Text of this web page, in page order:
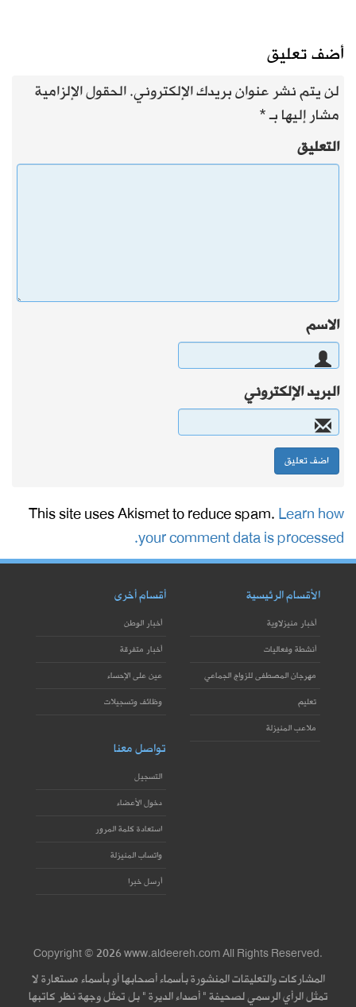
أضف تعليق
لن يتم نشر عنوان بريدك الإلكتروني.الحقول الإلزامية
مشار إليها بـ*
التعليق
الاسم
البريد الإلكتروني
This site uses Akismet to reduce spam.Learn how
your comment data is processed.
الأقسام الرئيسية
أخبار منيزلاوية
أنشطة وفعاليات
مهرجان المصطفى للزواج الجماعي
تعليم
ملاعب المنيزلة
أقسام أخرى
أخبار الوطن
أخبار متفرقة
عين على الإحساء
وظائف وتسجيلات
تواصل معنا
التسجيل
دخول الأعضاء
استعادة كلمة المرور
واتساب المنيزلة
أرسل خبرا
Copyright © 2026 www.aldeereh.com All Rights Reserved.
المشاركات والتعليقات المنشورة بأسماء أصحابها أو بأسماء مستعارة لا
تمثل الرأي الرسمي لصحيفة " أصداء الديرة " بل تمثل وجهة نظر كاتبها